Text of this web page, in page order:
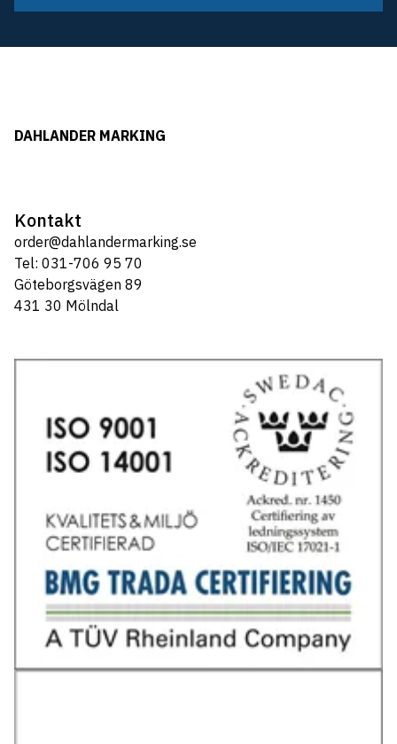
DAHLANDER MARKING
Kontakt
order@dahlandermarking.se
Tel: 031-706 95 70
Göteborgsvägen 89
431 30 Mölndal